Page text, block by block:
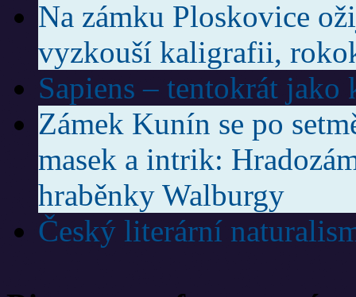
Na zámku Ploskovice
vyzkouší kaligrafii,
Sapiens – tentokrát jako
Zámek Kunín se po
masek a intrik:
hraběnky Walburgy
Český literární